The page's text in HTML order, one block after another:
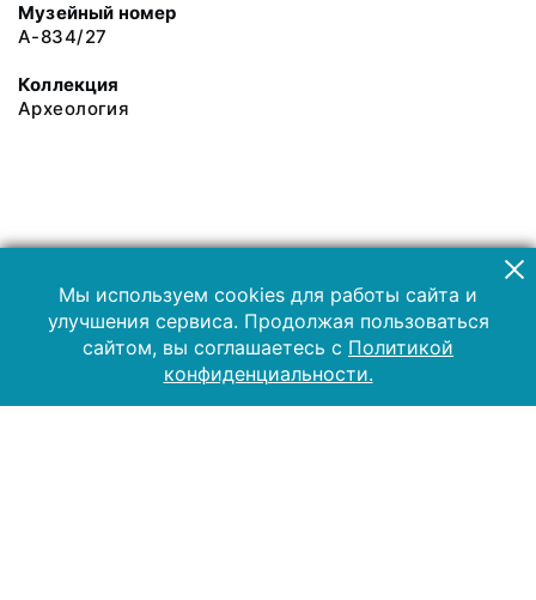
Музейный номер
А-834/27
Коллекция
Археология
Мы используем cookies для работы сайта и
улучшения сервиса. Продолжая пользоваться
сайтом, вы соглашаетесь с Политикой
конфиденциальности.